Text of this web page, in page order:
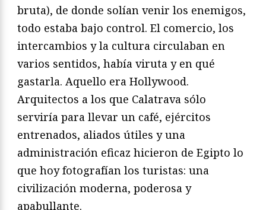
bruta), de donde solían venir los enemigos,
todo estaba bajo control. El comercio, los
intercambios y la cultura circulaban en
varios sentidos, había viruta y en qué
gastarla. Aquello era Hollywood.
Arquitectos a los que Calatrava sólo
serviría para llevar un café, ejércitos
entrenados, aliados útiles y una
administración eficaz hicieron de Egipto lo
que hoy fotografían los turistas: una
civilización moderna, poderosa y
apabullante.